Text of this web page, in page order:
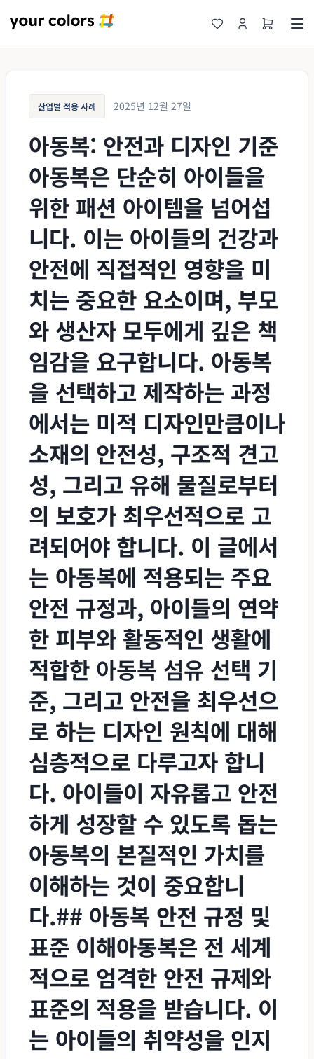
산업별 적용 사례 2025년 12월 27일
아동복: 안전과 디자인 기준
아동복은 단순히 아이들을
위한 패션 아이템을 넘어섭
니다. 이는 아이들의 건강과
안전에 직접적인 영향을 미
치는 중요한 요소이며, 부모
와 생산자 모두에게 깊은 책
임감을 요구합니다. 아동복
을 선택하고 제작하는 과정
에서는 미적 디자인만큼이나
소재의 안전성, 구조적 견고
성, 그리고 유해 물질로부터
의 보호가 최우선적으로 고
려되어야 합니다. 이 글에서
는 아동복에 적용되는 주요
안전 규정과, 아이들의 연약
한 피부와 활동적인 생활에
적합한 아동복 섬유 선택 기
준, 그리고 안전을 최우선으
로 하는 디자인 원칙에 대해
심층적으로 다루고자 합니
다. 아이들이 자유롭고 안전
하게 성장할 수 있도록 돕는
아동복의 본질적인 가치를
이해하는 것이 중요합니
다.## 아동복 안전 규정 및
표준 이해아동복은 전 세계
적으로 엄격한 안전 규제와
표준의 적용을 받습니다. 이
는 아이들의 취약성을 인지